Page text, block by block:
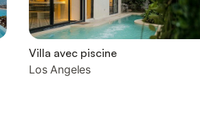
Villa avec piscine
Los Angeles